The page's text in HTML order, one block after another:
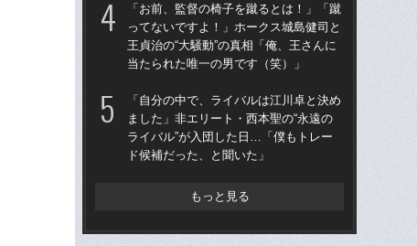
「お前、監督の椅子を蹴るとは！」「蹴
ってないですよ！」ホークス城島健司と
王貞治の“大騒動”の真相「俺、王さんに
当たられた唯一の男です（笑）」
「自分の中で、ライバルは江川卓と決め
ました」非エリート・西本聖の“永遠の
ライバル”が入団した日…「僕もトレー
ド候補だった、と聞いた」
もっと見る